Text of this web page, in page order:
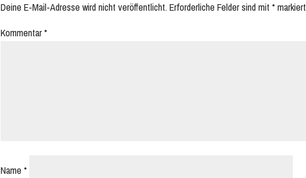
Deine E-Mail-Adresse wird nicht veröffentlicht. Erforderliche Felder sind mit *markiert
Kommentar*
Name *